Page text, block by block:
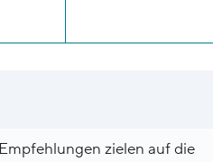
zielen auf die